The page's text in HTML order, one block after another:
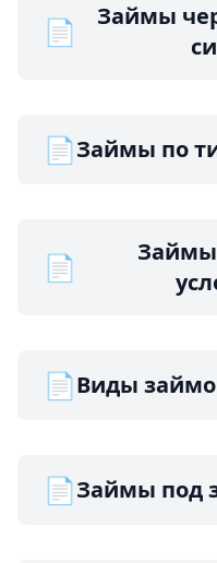
📄
Займы
📄Займы по
📄
📄Виды
📄Займы под